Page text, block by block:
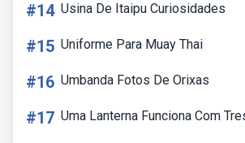
#14 Usina De Itaipu Curiosidades
#15 Uniforme Para Muay Thai
#16 Umbanda Fotos De Orixas
#17 Uma Lanterna Funciona Com